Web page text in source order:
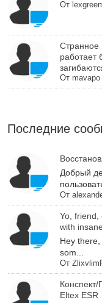
От
Cтранное
работает
От mavapo
Последние
Добрый
От
Yo,
with
Hey
som...
От
Eltex ESR